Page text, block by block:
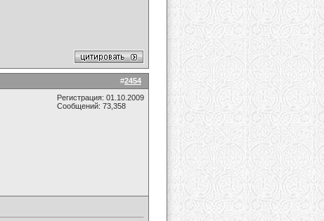
#2454
Регистрация: 01.10.2009
Сообщений: 73,358